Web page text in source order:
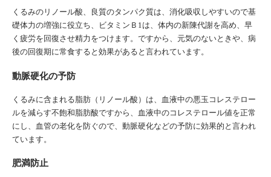
くるみのリノール酸、良質のタンパク質は、消化吸収しやすいので基
礎体力の増強に役立ち、ビタミンＢ1は、体内の新陳代謝を高め、早
く疲労を回復させ精力をつけます。ですから、元気のないときや、病
後の回復期に常食すると効果があると言われています。
動脈硬化の予防
くるみに含まれる脂肪（リノール酸）は、血液中の悪玉コレステロー
ルを減らす不飽和脂肪酸ですから、血液中のコレステロール値を正常
にし、血管の老化を防ぐので、動脈硬化などの予防に効果的と言われ
ています。
肥満防止